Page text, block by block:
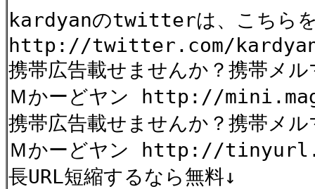
kardyanのtwitterは、こちらを
http://twitter.com/
携帯広告載せませんか？携帯メ
Ｍかーどヤン http://
携帯広告載せませんか？携帯メ
Ｍかーどヤン http://
長URL短縮するなら無料↓